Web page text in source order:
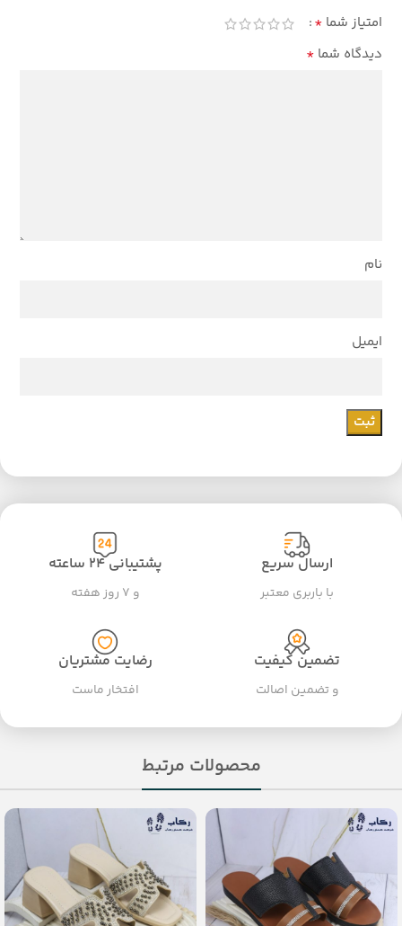
امتیاز شما *
دیدگاه شما *
نام
ایمیل
ارسال سریع
با باربری معتبر
پشتیبانی ۲۴ ساعته
و ۷ روز هفته
تضمین کیفیت
و تضمین اصالت
رضایت مشتریان
افتخار ماست
محصولات مرتبط